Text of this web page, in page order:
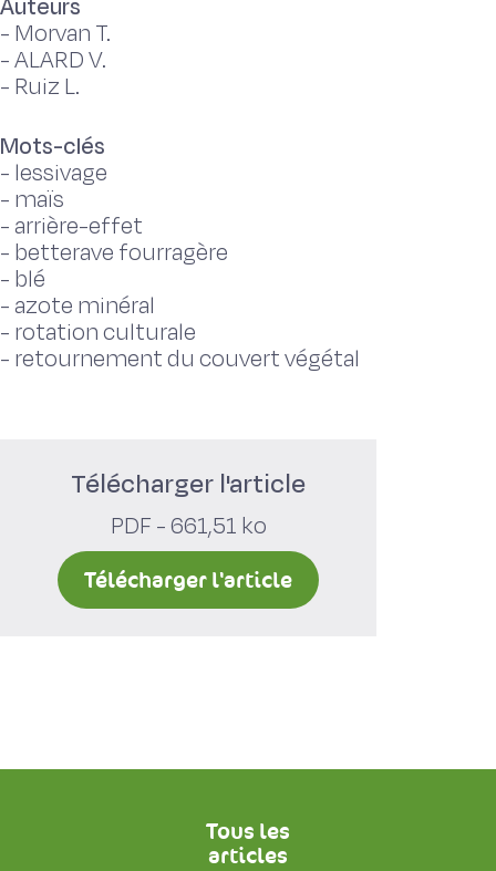
Auteurs
- Morvan T.
-ALARD V.
- Ruiz L.
Mots-clés
- lessivage
- maïs
- arrière-effet
- betterave fourragère
- blé
- azote minéral
- rotation culturale
- retournement du couvert végétal
Télécharger l'article
PDF - 661,51 ko
Télécharger l'article
Tous les
articles